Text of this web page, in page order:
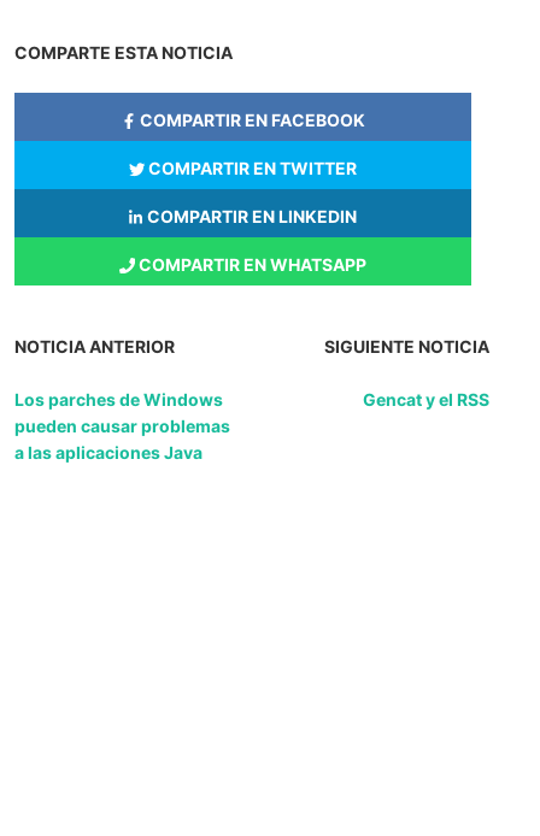
COMPARTE ESTA NOTICIA
COMPARTIR EN FACEBOOK
COMPARTIR EN TWITTER
COMPARTIR EN LINKEDIN
COMPARTIR EN WHATSAPP
NOTICIA ANTERIOR
Los parches de Windows
pueden causar problemas
a las aplicaciones Java
SIGUIENTE NOTICIA
Gencat y el RSS